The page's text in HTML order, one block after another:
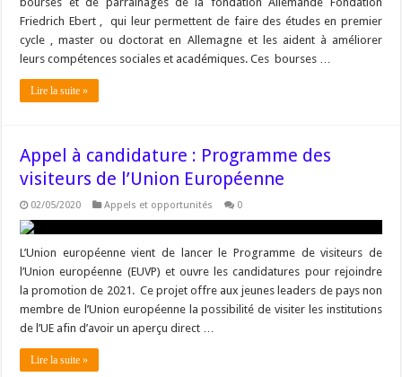
Friedrich Ebert , qui leur permettent de faire des études en premier
cycle , master ou doctorat en Allemagne et les aident à améliorer
leurs compétences sociales et académiques. Ces bourses …
Lire la suite »
Appel à candidature : Programme des
visiteurs de l’Union Européenne
02/05/2020 Appels et opportunités 0
L’Union européenne vient de lancer le Programme de visiteurs de
l’Union européenne (EUVP) et ouvre les candidatures pour rejoindre
la promotion de 2021. Ce projet offre aux jeunes leaders de pays non
membre de l’Union européenne la possibilité de visiter les institutions
de l’UE afin d’avoir un aperçu direct …
Lire la suite »